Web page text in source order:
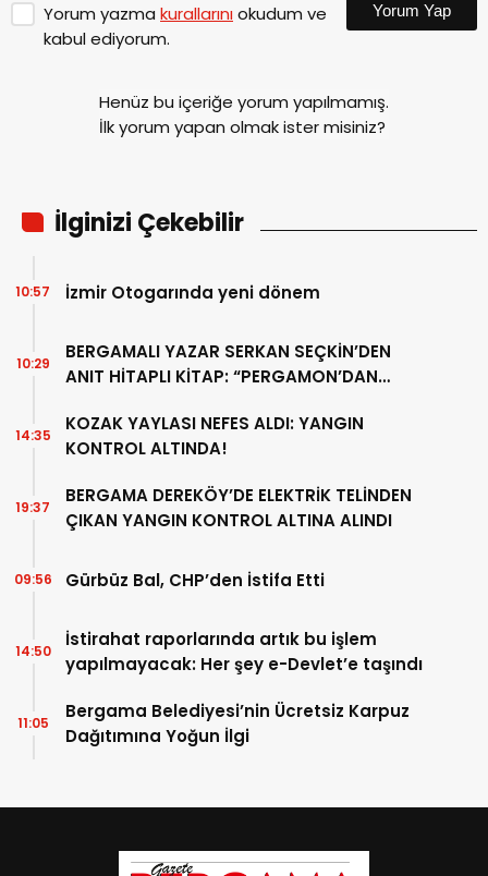
Yorum yazma kurallarınıokudum ve
kabul ediyorum.
Yorum Yap
Henüz bu içeriğe yorum yapılmamış.
İlk yorum yapan olmak ister misiniz?
İlginizi Çekebilir
İzmir Otogarında yeni dönem
10:57
BERGAMALI YAZAR SERKAN SEÇKİN’DEN
ANIT HİTAPLI KİTAP: “PERGAMON’DAN
10:29
KOZAK YAYLASI NEFES ALDI: YANGIN
KONTROL ALTINDA!
14:35
BERGAMA DEREKÖY’DE ELEKTRİK TELİNDEN
ÇIKAN YANGIN KONTROL ALTINA ALINDI
19:37
Gürbüz Bal, CHP’den İstifa Etti
09:56
İstirahat raporlarında artık bu işlem
yapılmayacak: Her şey e-Devlet’e taşındı
14:50
Bergama Belediyesi’nin Ücretsiz Karpuz
Dağıtımına Yoğun İlgi
11:05